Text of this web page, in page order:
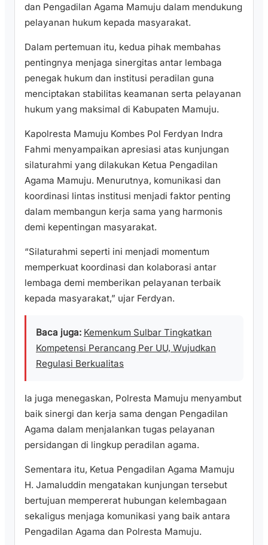
dan Pengadilan Agama Mamuju dalam mendukung
pelayanan hukum kepada masyarakat.
Dalam pertemuan itu, kedua pihak membahas
pentingnya menjaga sinergitas antar lembaga
penegak hukum dan institusi peradilan guna
menciptakan stabilitas keamanan serta pelayanan
hukum yang maksimal di Kabupaten Mamuju.
Kapolresta Mamuju Kombes Pol Ferdyan Indra
Fahmi menyampaikan apresiasi atas kunjungan
silaturahmi yang dilakukan Ketua Pengadilan
Agama Mamuju. Menurutnya, komunikasi dan
koordinasi lintas institusi menjadi faktor penting
dalam membangun kerja sama yang harmonis
demi kepentingan masyarakat.
“Silaturahmi seperti ini menjadi momentum
memperkuat koordinasi dan kolaborasi antar
lembaga demi memberikan pelayanan terbaik
kepada masyarakat,” ujar Ferdyan.
Baca juga: Kemenkum Sulbar Tingkatkan
Kompetensi Perancang Per UU, Wujudkan
Regulasi Berkualitas
Ia juga menegaskan, Polresta Mamuju menyambut
baik sinergi dan kerja sama dengan Pengadilan
Agama dalam menjalankan tugas pelayanan
persidangan di lingkup peradilan agama.
Sementara itu, Ketua Pengadilan Agama Mamuju
H. Jamaluddin mengatakan kunjungan tersebut
bertujuan mempererat hubungan kelembagaan
sekaligus menjaga komunikasi yang baik antara
Pengadilan Agama dan Polresta Mamuju.